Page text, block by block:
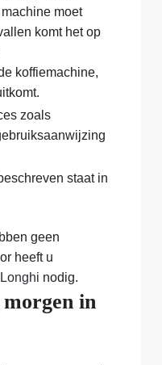
moet
komt het op
koffiemachine,
zoals
staat in
geen
heeft u
nodig.
morgen in